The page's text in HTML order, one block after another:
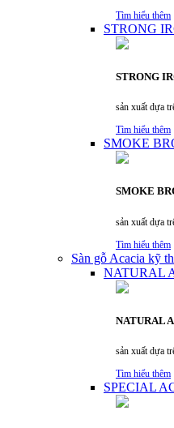
Tìm hiểu thêm
STRONG
STRONG
sản xuất dựa
Tìm hiểu thêm
SMOKE
SMOKE
sản xuất dựa
Tìm hiểu thêm
Sàn gỗ Acacia kỹ
NATURAL
NATURAL
sản xuất dựa
Tìm hiểu thêm
SPECIAL